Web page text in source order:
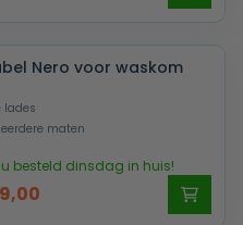
is:
€ 485,00.
Nero voor waskom
lades
maten
besteld dinsdag in huis!